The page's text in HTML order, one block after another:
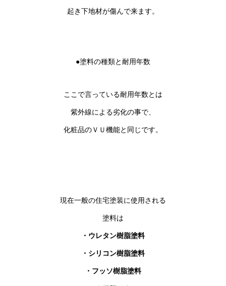
起き下地材が傷んで来ます。
●塗料の種類と耐用年数
ここで言っている耐用年数とは
紫外線による劣化の事で、
化粧品のＶＵ機能と同じです。
現在一般の住宅塗装に使用される
塗料は
・ウレタン樹脂塗料
・シリコン樹脂塗料
・フッソ樹脂塗料